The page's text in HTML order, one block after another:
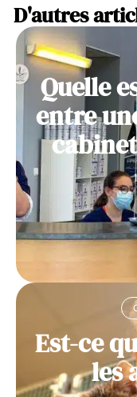
D'autres
Quelle
entre
Est-ce
les